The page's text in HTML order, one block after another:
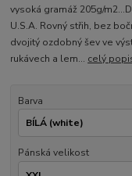
vysoká gramáž 205g/
U.S.A. Rovný střih, bez
dvojitý ozdobný šev ve
rukávech a lem... celý
Barva
Pánská velikost